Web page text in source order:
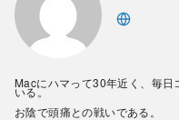
Macにハマって30年近く、毎
いる。
お陰で頭痛との戦いである。